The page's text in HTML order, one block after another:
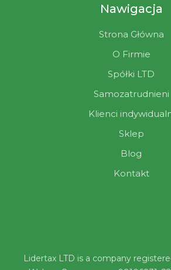
Nawigacja
Strona Główna
O Firmie
Spółki LTD
Samozatrudnieni
Klienci
Sklep
Blog
Kontakt
Lidertax LTD is a company